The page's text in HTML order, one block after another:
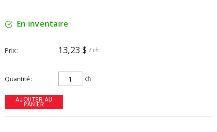
En inventaire
Prix 13,23 $ / ch
Quantité ch
AJOUTER AU
PANIER